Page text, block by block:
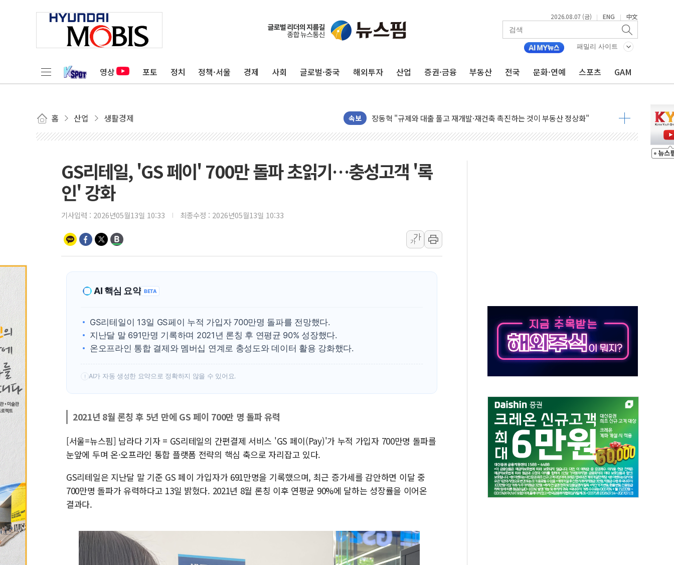
2026.08.07 (금) | ENG | 中文
패밀리 사이트
영상 포토 정치 정책·서울 경제 사회 글로벌·중국 해외투자 산업 증권·금융 부동산 전국 문화·연예 스포츠 GAM
홈 산업 생활경제 속보
코스피·코스닥 오전 동반 하락…내린 종목이 두 배 넘어
'입추'인데 연일 찜통더위…김성환 기후부 장관 "예측범위 벗어나도 즉시대응"
"최대 2시간 앞서 침수 예측"…건설연, AI 위험기상 기술 개발
유니슨 "국내생산세액공제·인증제도 개선 수혜 기대"
장동혁 "규제와 대출 풀고 재개발·재건축 촉진하는 것이 부동산 정상화"
[속보] 종합특검, '尹 관저 이전 감사 무마' 유병호 감사위원 구속 기소
日, 4~6월 105조원 환시 개입...4월 말 '56조원' 사상 최대
오렌지플래닛 창업재단, 스타트업 지원 프로그램 성료
부동산정책 정상화 특별위원회 전체회의서 발언하는 장동혁 대표
경찰, '강북구 오피스텔 살인' 50대 남성 구속 송치
에어프레미아, 호치민 노선 재개...3년 2개월 만
GS리테일, 'GS 페이' 700만 돌파 초읽기…충성고객 '록
인' 강화
기사입력 : 2026년05월13일 10:33 최종수정 : 2026년05월13일 10:33
가
가
AI 핵심 요약 BETA
GS리테일이 13일 GS페이 누적 가입자 700만명 돌파를 전망했다.
지난달 말 691만명 기록하며 2021년 론칭 후 연평균 90% 성장했다.
온오프라인 통합 결제와 멤버십 연계로 충성도와 데이터 활용 강화했다.
! AI가 자동 생성한 요약으로 정확하지 않을 수 있어요.
2021년 8월 론칭 후 5년 만에 GS 페이 700만 명 돌파 유력
[서울=뉴스핌] 남라다 기자 = GS리테일의 간편결제 서비스 'GS 페이(Pay)'가 누적 가입자 700만명 돌파를
눈앞에 두며 온·오프라인 통합 플랫폼 전략의 핵심 축으로 자리잡고 있다.
GS리테일은 지난달 말 기준 GS 페이 가입자가 691만명을 기록했으며, 최근 증가세를 감안하면 이달 중
700만명 돌파가 유력하다고 13일 밝혔다. 2021년 8월 론칭 이후 연평균 90%에 달하는 성장률을 이어온
결과다.